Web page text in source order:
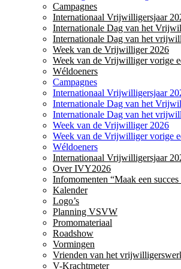
Campagnes
Internationaal Vrijwilligersjaar
Internationale Dag van het
Internationale Dag van het
Week van de Vrijwilliger 2026
Week van de Vrijwilliger vorige
Wéldoeners
Campagnes
Internationaal Vrijwilligersjaar
Internationale Dag van het
Internationale Dag van het
Week van de Vrijwilliger 2026
Week van de Vrijwilliger vorige
Wéldoeners
Internationaal Vrijwilligersjaar
Over IVY2026
Infomomenten “Maak een
Kalender
Logo’s
Planning VSVW
Promomateriaal
Roadshow
Vormingen
Vrienden van het
V-Krachtmeter